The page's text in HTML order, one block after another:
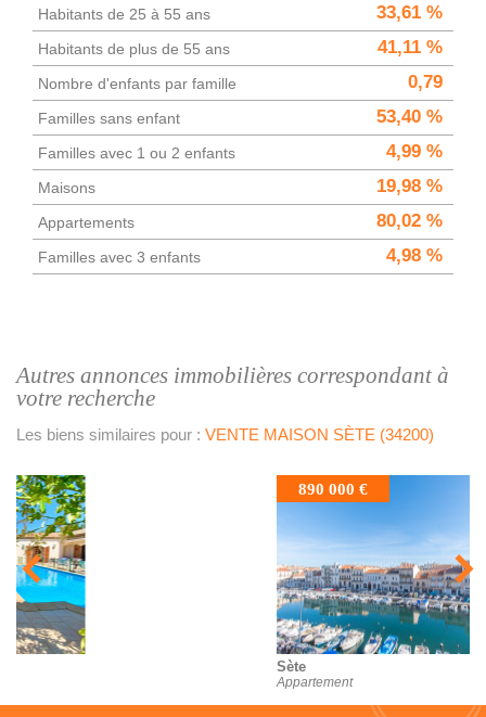
Habitants de 25 à 55 ans 33,61 %
Habitants de plus de 55 ans 41,11 %
Nombre d'enfants par famille 0,79
Familles sans enfant 53,40 %
Familles avec 1 ou 2 enfants 4,99 %
Maisons 19,98 %
Appartements 80,02 %
Familles avec 3 enfants 4,98 %
autres annonces immobilières correspondant à
votre recherche
Les biens similaires pour : VENTE MAISON SÈTE (34200)